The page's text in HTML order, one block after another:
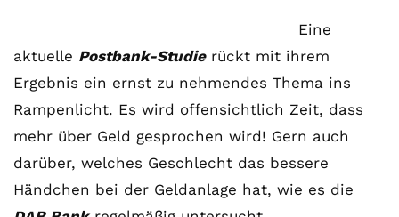
Eine
aktuelle Postbank-Studierückt mit ihrem
Ergebnis ein ernst zu nehmendes Thema ins
Rampenlicht. Es wird offensichtlich Zeit, dass
mehr über Geld gesprochen wird! Gern auch
darüber, welches Geschlecht das bessere
Händchen bei der Geldanlage hat, wie es die